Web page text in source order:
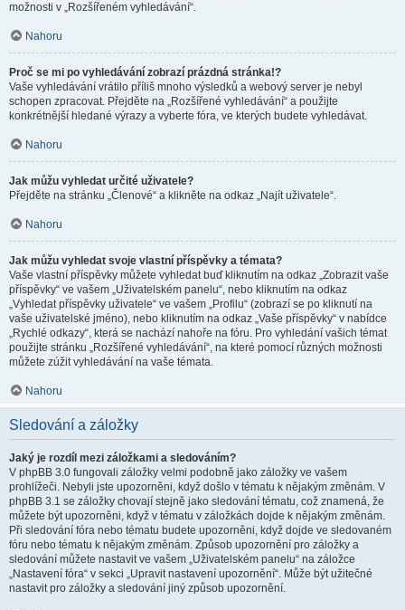
možnosti v „Rozšířeném vyhledávání“.
Nahoru
Proč se mi po vyhledávání zobrazí prázdná stránka!?
Vaše vyhledávání vrátilo příliš mnoho výsledků a webový server je nebyl
schopen zpracovat. Přejděte na „Rozšířené vyhledávání“ a použijte
konkrétnější hledané výrazy a vyberte fóra, ve kterých budete vyhledávat.
Nahoru
Jak můžu vyhledat určité uživatele?
Přejděte na stránku „Členové“ a klikněte na odkaz „Najít uživatele“.
Nahoru
Jak můžu vyhledat svoje vlastní příspěvky a témata?
Vaše vlastní příspěvky můžete vyhledat buď kliknutím na odkaz „Zobrazit vaše
příspěvky“ ve vašem „Uživatelském panelu“, nebo kliknutím na odkaz
„Vyhledat příspěvky uživatele“ ve vašem „Profilu“ (zobrazí se po kliknutí na
vaše uživatelské jméno), nebo kliknutím na odkaz „Vaše příspěvky“ v nabídce
„Rychlé odkazy“, která se nachází nahoře na fóru. Pro vyhledání vašich témat
použijte stránku „Rozšířené vyhledávání“, na které pomocí různých možnosti
můžete zúžit vyhledávání na vaše témata.
Nahoru
Sledování a záložky
Jaký je rozdíl mezi záložkami a sledováním?
V phpBB 3.0 fungovali záložky velmi podobně jako záložky ve vašem
prohlížeči. Nebyli jste upozorněni, když došlo v tématu k nějakým změnám. V
phpBB 3.1 se záložky chovají stejně jako sledování tématu, což znamená, že
můžete být upozorněni, když v tématu v záložkách dojde k nějakým změnám.
Při sledování fóra nebo tématu budete upozorněni, když dojde ve sledovaném
fóru nebo tématu k nějakým změnám. Způsob upozornění pro záložky a
sledování můžete nastavit ve vašem „Uživatelském panelu“ na záložce
„Nastavení fóra“ v sekci „Upravit nastavení upozornění“. Může být užitečné
nastavit pro záložky a sledování jiný způsob upozornění.